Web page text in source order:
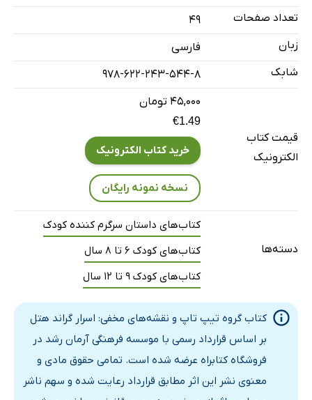
تعداد صفحات
49
زبان
فارسی
شابک
978-622-243-544-8
قیمت کتاب
الکترونیک
۴۵,۰۰۰ تومان
€1.49
خرید کتاب الکترونیک
نسخه نمونه رایگان
دسته‌ها
کتاب‌های داستان سرگرم کننده کودک
کتاب‌های کودک 6 تا 8 سال
کتاب‌های کودک 9 تا 12 سال
کتاب گروه تیپ‌ تاپ و نقشه‌های مخفی: اسرار گراند هتل
بر اساس قرارداد رسمی با موسسه فرهنگی آرمان رشد در
فروشگاه کتابراه عرضه شده است. تمامی حقوق مادی و
معنوی نشر این اثر مطابق قرارداد رعایت شده و سهم ناشر